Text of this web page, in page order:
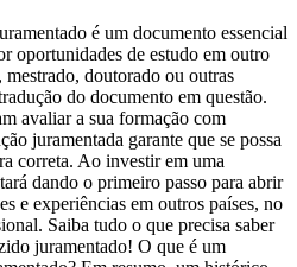
é um documento essencial
oportunidades de estudo em outro
mestrado, doutorado ou outras
do documento em questão.
avaliar a sua formação com
juramentada garante que se possa
correta. Ao investir em uma
dando o primeiro passo para abrir
e experiências em outros países, no
Saiba tudo o que precisa saber
juramentado! O que é um